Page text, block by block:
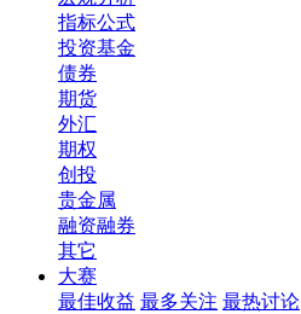
指标公式
投资基金
债券
期货
外汇
期权
创投
贵金属
融资融券
其它
大赛
最佳收益 最多关注 最热讨论